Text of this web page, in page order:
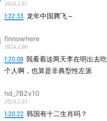
2024.2.07
1:22:33 龙年中国腾飞～
finnowhere
2024.2.06
1:20:09 我看着这两天李在明出去
个人啊，也算是非典型性左派
hd_7B2v10
2024.2.03
1:20:22 韩国有十二生肖吗？